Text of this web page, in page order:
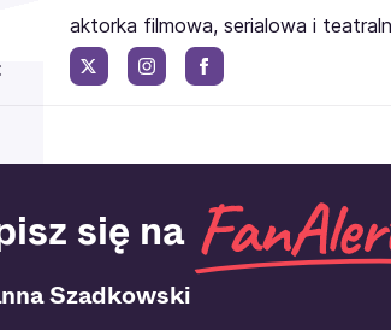
aktorka filmowa, serialowa i
się na
Szadkowski